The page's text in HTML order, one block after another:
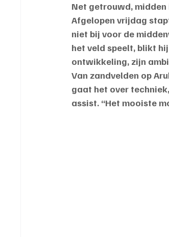
Introductie donateurclubs 26/27
Net getrouwd,
Afgelopen vrijdag
niet bij voor de
het veld speelt, blikt
ontwikkeling, zijn
Van zandvelden op
gaat het over
assist. “Het mooiste